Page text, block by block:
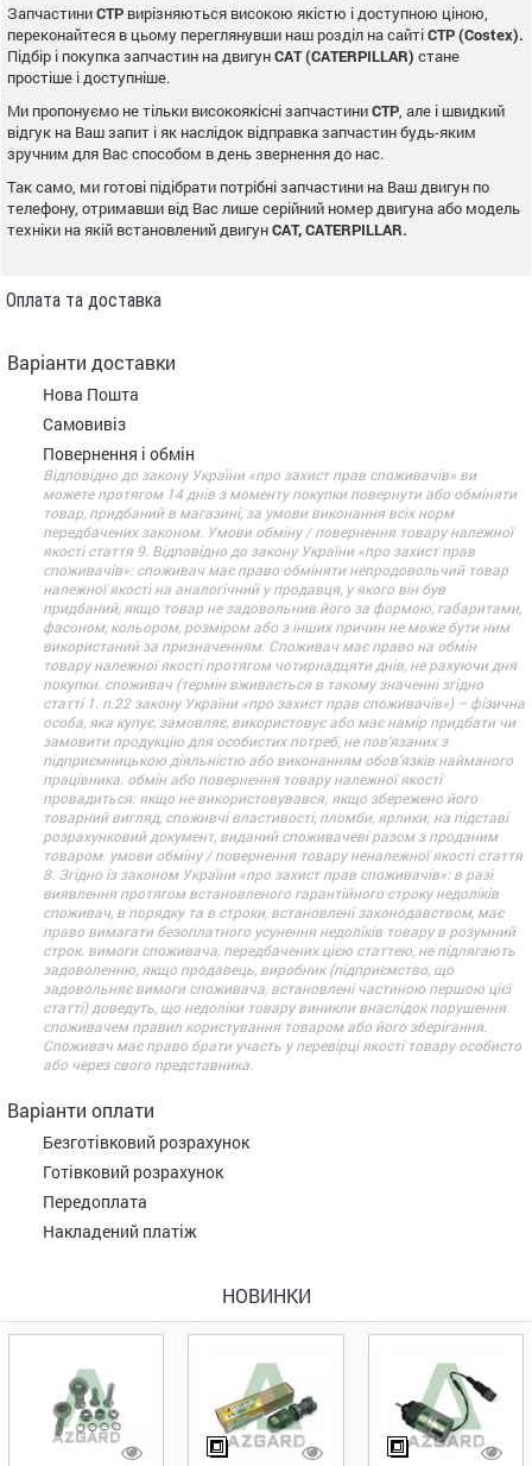
ЗапчастиниCTP вирізняються високою якістю і доступною ціною,
переконайтеся в цьому переглянувши наш розділ на сайтіCTP (Costex).
Підбір і покупка запчастин на двигунCAT (CATERPILLAR) стане
простіше і доступніше.
Ми пропонуємо не тільки високоякісні запчастиниCTP , але і швидкий
відгук на Ваш запит і як наслідок відправка запчастин будь-яким
зручним для Вас способом в день звернення до нас.
Так само, ми готові підібрати потрібні запчастини на Ваш двигун по
телефону, отримавши від Вас лише серійний номер двигуна або модель
техніки на якій встановлений двигунCAT, CATERPILLAR.
Оплата та доставка
Варіанти доставки
Нова Пошта
Самовивіз
Повернення і обмін
Відповідно до закону України «про захист прав споживачів» ви
можете протягом 14 днів з моменту покупки повернути або обміняти
товар, придбаний в магазині, за умови виконання всіх норм
передбачених законом. Умови обміну / повернення товару належної
якості стаття 9. Відповідно до закону України «про захист прав
споживачів»: споживач має право обміняти непродовольчий товар
належної якості на аналогічний у продавця, у якого він був
придбаний, якщо товар не задовольнив його за формою, габаритами,
фасоном, кольором, розміром або з інших причин не може бути ним
використаний за призначенням. Споживач має право на обмін
товару належної якості протягом чотирнадцяти днів, не рахуючи дня
покупки. споживач (термін вживається в такому значенні згідно
статті 1. п.22 закону України «про захист прав споживачів») – фізична
особа, яка купує, замовляє, використовує або має намір придбати чи
замовити продукцію для особистих потреб, не пов’язаних з
підприємницькою діяльністю або виконанням обов’язків найманого
працівника. обмін або повернення товару належної якості
провадиться: якщо не використовувався; якщо збережено його
товарний вигляд, споживчі властивості, пломби, ярлики; на підставі
розрахунковий документ, виданий споживачеві разом з проданим
товаром. умови обміну / повернення товару неналежної якості стаття
8. Згідно із законом України «про захист прав споживачів»: в разі
виявлення протягом встановленого гарантійного строку недоліків
споживач, в порядку та в строки, встановлені законодавством, має
право вимагати безоплатного усунення недоліків товару в розумний
строк. вимоги споживача, передбачених цією статтею, не підлягають
задоволенню, якщо продавець, виробник (підприємство, що
задовольняє вимоги споживача, встановлені частиною першою цієї
статті) доведуть, що недоліки товару виникли внаслідок порушення
споживачем правил користування товаром або його зберігання.
Споживач має право брати участь у перевірці якості товару особисто
або через свого представника.
Варіанти оплати
Безготівковий розрахунок
Готівковий розрахунок
Передоплата
Накладений платіж
НОВИНКИ